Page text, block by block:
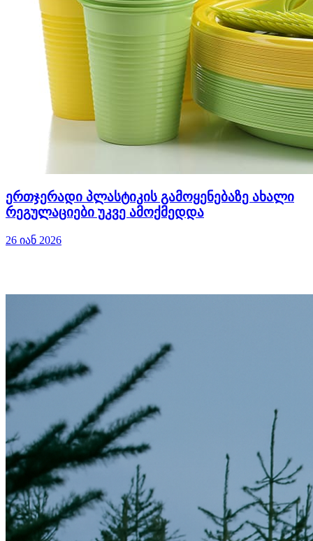
ერთჯერადი პლასტიკის გამოყენებაზე ახალი
რეგულაციები უკვე ამოქმედდა
26 იან 2026